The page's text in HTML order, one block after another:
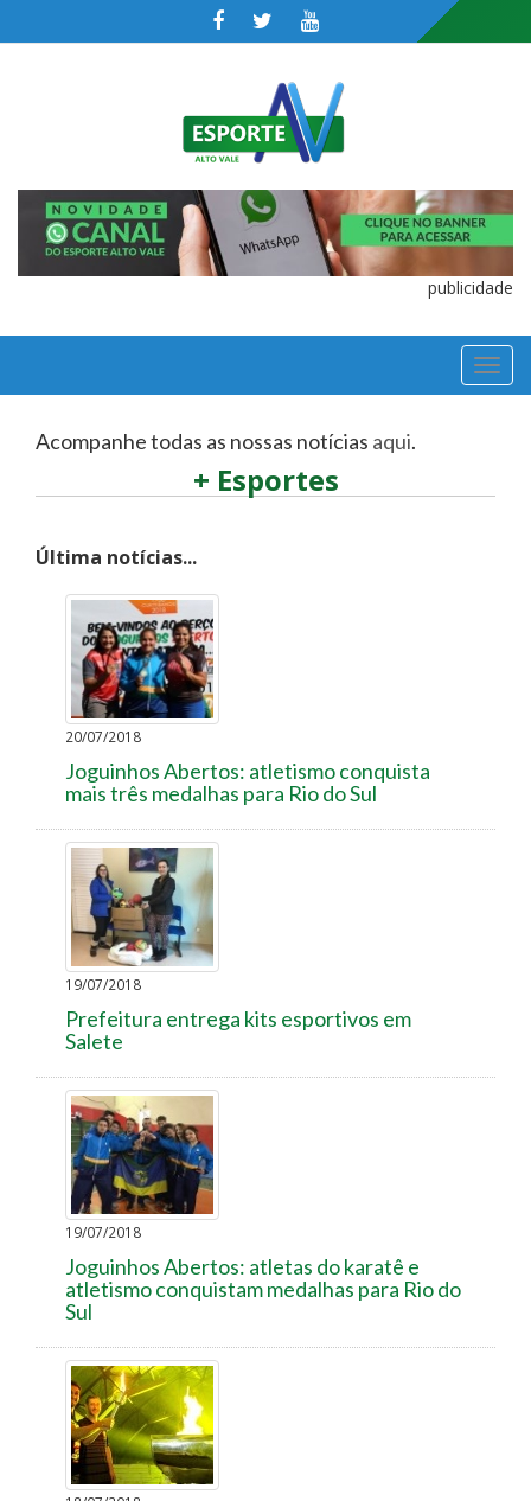
publicidade
Acompanhe todas as nossas notícias aqui.
+ Esportes
Última notícias...
20/07/2018
Joguinhos Abertos: atletismo conquista
mais três medalhas para Rio do Sul
19/07/2018
Prefeitura entrega kits esportivos em
Salete
19/07/2018
Joguinhos Abertos: atletas do karatê e
atletismo conquistam medalhas para Rio do
Sul